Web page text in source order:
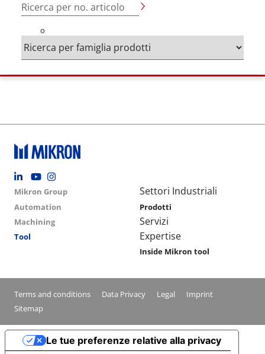
Ricerca per no. articolo
o
Footer social
Group menu
Mikron Group
Automation
Machining
Tool
Main navigation
Settori Industriali
Prodotti
Servizi
Expertise
Inside Mikron tool
Conditions footer menu
Terms and conditions Data Privacy Legal
Imprint
Sitemap
Le tue preferenze relative alla privacy